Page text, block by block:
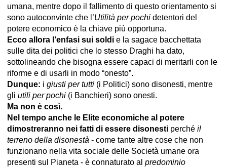
umana, mentre dopo il fallimento di questo orientamento si
sono autoconvinte che l’Utilità per pochi detentori del
potere economico è la chiave più opportuna.
Ecco allora l’enfasi sui soldi e la sagace bacchettata
sulle dita dei politici che lo stesso Draghi ha dato,
sottolineando che bisogna essere capaci di meritarli con le
riforme e di usarli in modo “onesto”.
Dunque: i giusti per tutti (i Politici) sono disonesti, mentre
gli utili per pochi (i Banchieri) sono onesti.
Ma non è così.
Nel tempo anche le Elite economiche al potere
dimostreranno nei fatti di essere disonesti perché il
terreno della disonestà - come tante altre cose che non
funzionano nella vita sociale delle Società umane ora
presenti sul Pianeta - è connaturato al predominio